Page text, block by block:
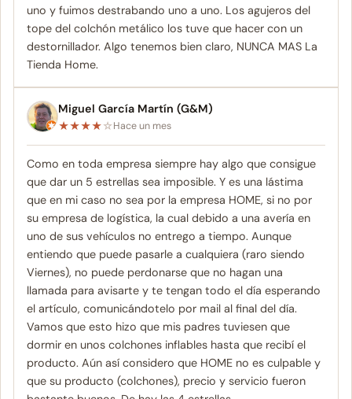
uno y fuimos destrabando uno a uno. Los agujeros del
tope del colchón metálico los tuve que hacer con un
destornillador. Algo tenemos bien claro, NUNCA MAS La
Tienda Home.
Miguel García Martín (G&M)
★★★★☆Hace un mes
Como en toda empresa siempre hay algo que consigue
que dar un 5 estrellas sea imposible. Y es una lástima
que en mi caso no sea por la empresa HOME, si no por
su empresa de logística, la cual debido a una avería en
uno de sus vehículos no entrego a tiempo. Aunque
entiendo que puede pasarle a cualquiera (raro siendo
Viernes), no puede perdonarse que no hagan una
llamada para avisarte y te tengan todo el día esperando
el artículo, comunicándotelo por mail al final del día.
Vamos que esto hizo que mis padres tuviesen que
dormir en unos colchones inflables hasta que recibí el
producto. Aún así considero que HOME no es culpable y
que su producto (colchones), precio y servicio fueron